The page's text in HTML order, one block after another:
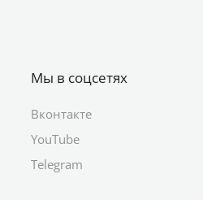
Мы в соцсетях
Вконтакте
YouTube
Telegram